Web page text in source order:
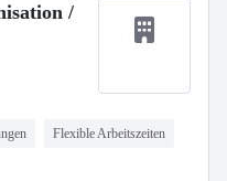
/
Flexible Arbeitszeiten